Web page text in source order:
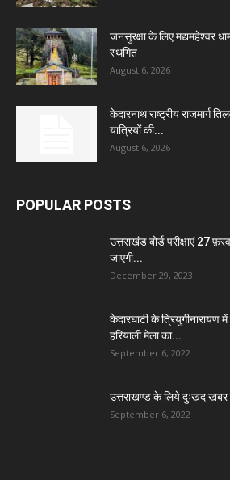
जनसुरक्षा के लिए मद्यमहेश्वर
स्थगित
August 6, 2026
केदारनाथ राष्ट्रीय राजमार्ग
यात्रियों की...
August 6, 2026
POPULAR POSTS
उत्तराखंड बोर्ड परीक्षाएं 27
जाएगी...
December 29, 2023
केदारघाटी के त्रियुगीनारायण में
हरियाली मेला का...
September 6, 2022
उत्तराखण्ड के लिये दुःखद खबर
September 6, 2022